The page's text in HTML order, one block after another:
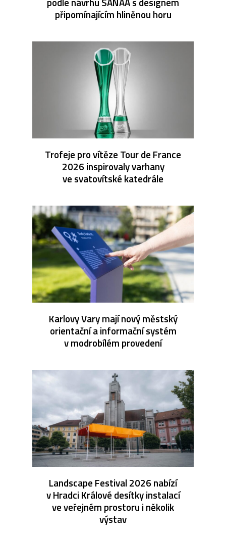
připomínajícím hliněnou horu
Trofeje pro vítěze Tour de France
2026 inspirovaly varhany
ve svatovítské katedrále
Karlovy Vary mají nový městský
orientační a informační systém
v modrobílém provedení
Landscape Festival 2026 nabízí
v Hradci Králové desítky instalací
ve veřejném prostoru i několik
výstav